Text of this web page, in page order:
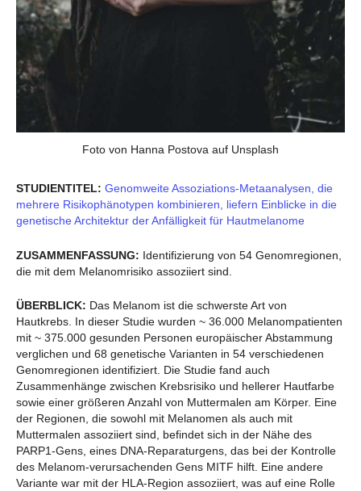
Foto von Hanna Postova auf Unsplash
STUDIENTITEL: Genomweite Assoziations-Metaanalysen, die
mehrere Risikophänotypen kombinieren, liefern Einblicke in die
genetische Architektur der Anfälligkeit für Hautmelanome
ZUSAMMENFASSUNG: Identifizierung von 54 Genomregionen,
die mit dem Melanomrisiko assoziiert sind.
ÜBERBLICK: Das Melanom ist die schwerste Art von
Hautkrebs. In dieser Studie wurden ~ 36.000 Melanompatienten
mit ~ 375.000 gesunden Personen europäischer Abstammung
verglichen und 68 genetische Varianten in 54 verschiedenen
Genomregionen identifiziert. Die Studie fand auch
Zusammenhänge zwischen Krebsrisiko und hellerer Hautfarbe
sowie einer größeren Anzahl von Muttermalen am Körper. Eine
der Regionen, die sowohl mit Melanomen als auch mit
Muttermalen assoziiert sind, befindet sich in der Nähe des
PARP1-Gens, eines DNA-Reparaturgens, das bei der Kontrolle
des Melanom-verursachenden Gens MITF hilft. Eine andere
Variante war mit der HLA-Region assoziiert, was auf eine Rolle